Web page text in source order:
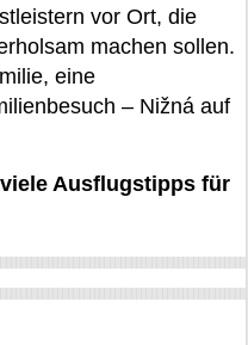
vor Ort, die
machen sollen.
eine
– Nižná auf
Ausflugstipps für